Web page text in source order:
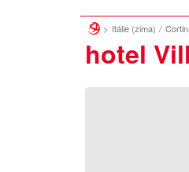
Itálie (zima)
hotel